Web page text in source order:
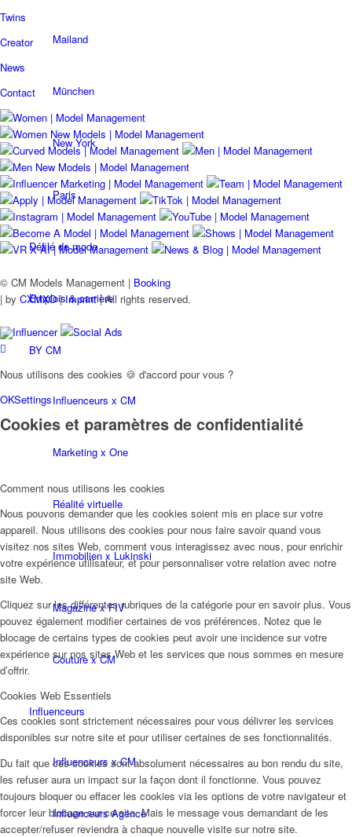
Mailand
München
New York
Paris
Défilé de mode
Emplois & carrière
BY CM
Influenceurs x CM
Marketing x One
Réalité virtuelle
Immobilien x Lukinski
Magazine x FIV
Couture x CM
Influenceurs
Influenceurs x CM
Influenceurs Agence
Twins
Creator
News
Contact
© CM Models Management | Booking
| by CXMXO|Imprint| All rights reserved.
Influencer Social Ads
Nous utilisons des cookies 🍪 d'accord pour vous ?
OKSettings
Cookies et paramètres de confidentialité
Comment nous utilisons les cookies
Nous pouvons demander que les cookies soient mis en place sur votre
appareil. Nous utilisons des cookies pour nous faire savoir quand vous
visitez nos sites Web, comment vous interagissez avec nous, pour enrichir
votre expérience utilisateur, et pour personnaliser votre relation avec notre
site Web.
Cliquez sur les différentes rubriques de la catégorie pour en savoir plus. Vous
pouvez également modifier certaines de vos préférences. Notez que le
blocage de certains types de cookies peut avoir une incidence sur votre
expérience sur nos sites Web et les services que nous sommes en mesure
d’offrir.
Cookies Web Essentiels
Ces cookies sont strictement nécessaires pour vous délivrer les services
disponibles sur notre site et pour utiliser certaines de ses fonctionnalités.
Du fait que ces cookies sont absolument nécessaires au bon rendu du site,
les refuser aura un impact sur la façon dont il fonctionne. Vous pouvez
toujours bloquer ou effacer les cookies via les options de votre navigateur et
forcer leur blocage sur ce site. Mais le message vous demandant de les
accepter/refuser reviendra à chaque nouvelle visite sur notre site.